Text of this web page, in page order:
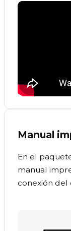
Manual
En el
manual
conexión del